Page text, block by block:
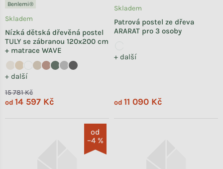
Benlemi®
Nízká dětská dřevěná postel
TULY se zábranou 120x200 cm
+ matrace WAVE
+ další
Skladem
15 781 Kč
od 14 597 Kč
Patrová postel ze dřeva
ARARAT pro 3 osoby
+ další
Skladem
od 11 090 Kč
od
–4 %